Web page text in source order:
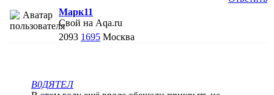
Марк11
Свой на Aqa.ru
2093 1695 Москва
В0ДЯТЕЛ